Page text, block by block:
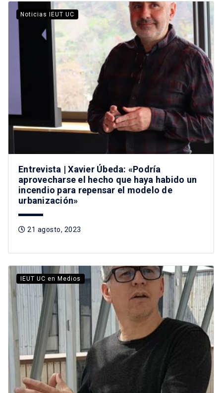
Noticias IEUT UC
Entrevista | Xavier Úbeda: «Podría
aprovecharse el hecho que haya habido un
incendio para repensar el modelo de
urbanización»
21 agosto, 2023
IEUT UC en Medios